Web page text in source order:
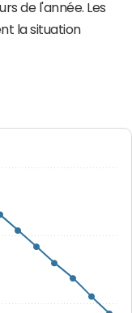
de l'année. Les
la situation